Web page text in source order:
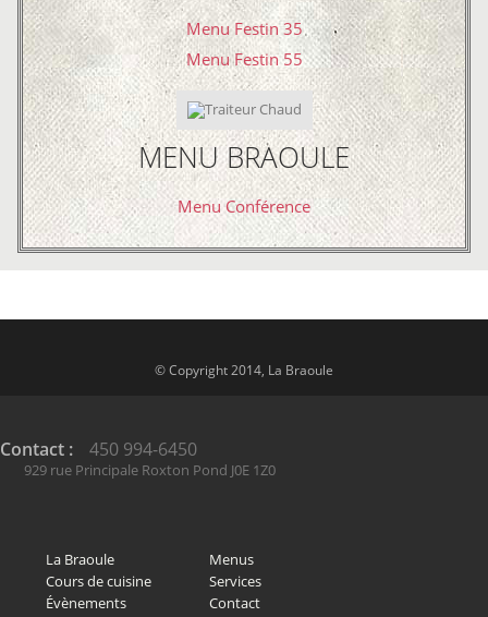
Menu Festin 35
Menu Festin 55
MENU BRAOULE
Menu Conférence
© Copyright 2014, La Braoule
Contact : 450 994-6450
929 rue Principale Roxton Pond J0E 1Z0
La Braoule
Menus
Cours de cuisine
Services
Évènements
Contact